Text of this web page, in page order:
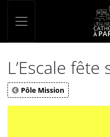
L’Escale fête
Pôle Mission
Panneau de gestion des